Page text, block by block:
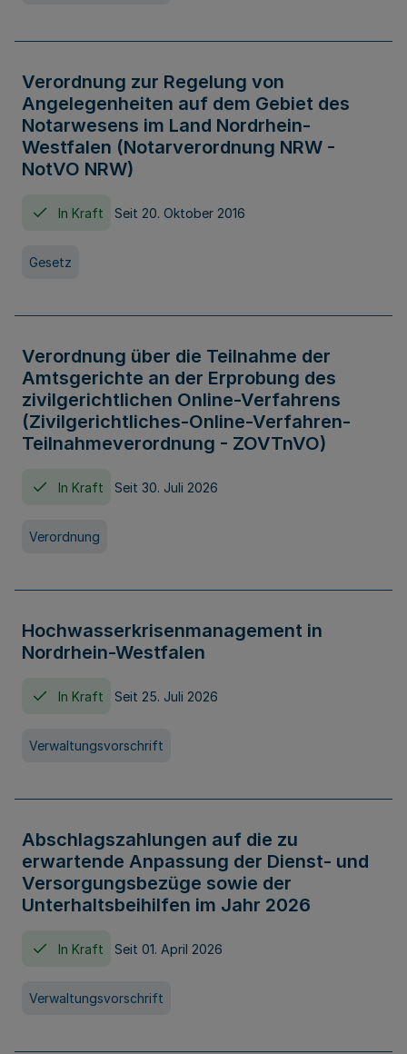
Verordnung zur Regelung von
Angelegenheiten auf dem Gebiet des
Notarwesens im Land Nordrhein-
Westfalen (Notarverordnung NRW -
NotVO NRW)
In Kraft Seit 20. Oktober 2016
Gesetz
Verordnung über die Teilnahme der
Amtsgerichte an der Erprobung des
zivilgerichtlichen Online-Verfahrens
(Zivilgerichtliches-Online-Verfahren-
Teilnahmeverordnung - ZOVTnVO)
In Kraft Seit 30. Juli 2026
Verordnung
Hochwasserkrisenmanagement in
Nordrhein-Westfalen
In Kraft Seit 25. Juli 2026
Verwaltungsvorschrift
Abschlagszahlungen auf die zu
erwartende Anpassung der Dienst- und
Versorgungsbezüge sowie der
Unterhaltsbeihilfen im Jahr 2026
In Kraft Seit 01. April 2026
Verwaltungsvorschrift